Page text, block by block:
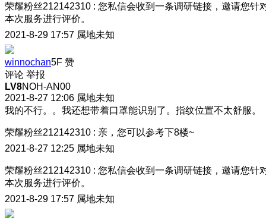
荣耀粉丝212142310 : 您私信会收到一条调研链接，邀请您针
本次服务进行评价。
2021-8-29 17:57 属地未知
winnochan5F 赞
评论 举报
LV8NOH-AN00
2021-8-27 12:06 属地未知
我的不行。。我还想带着口罩能识别了。指纹位置不太舒服。
荣耀粉丝212142310 : 亲，您可以参考下8楼~
2021-8-27 12:25 属地未知
荣耀粉丝212142310 : 您私信会收到一条调研链接，邀请您针
本次服务进行评价。
2021-8-29 17:57 属地未知